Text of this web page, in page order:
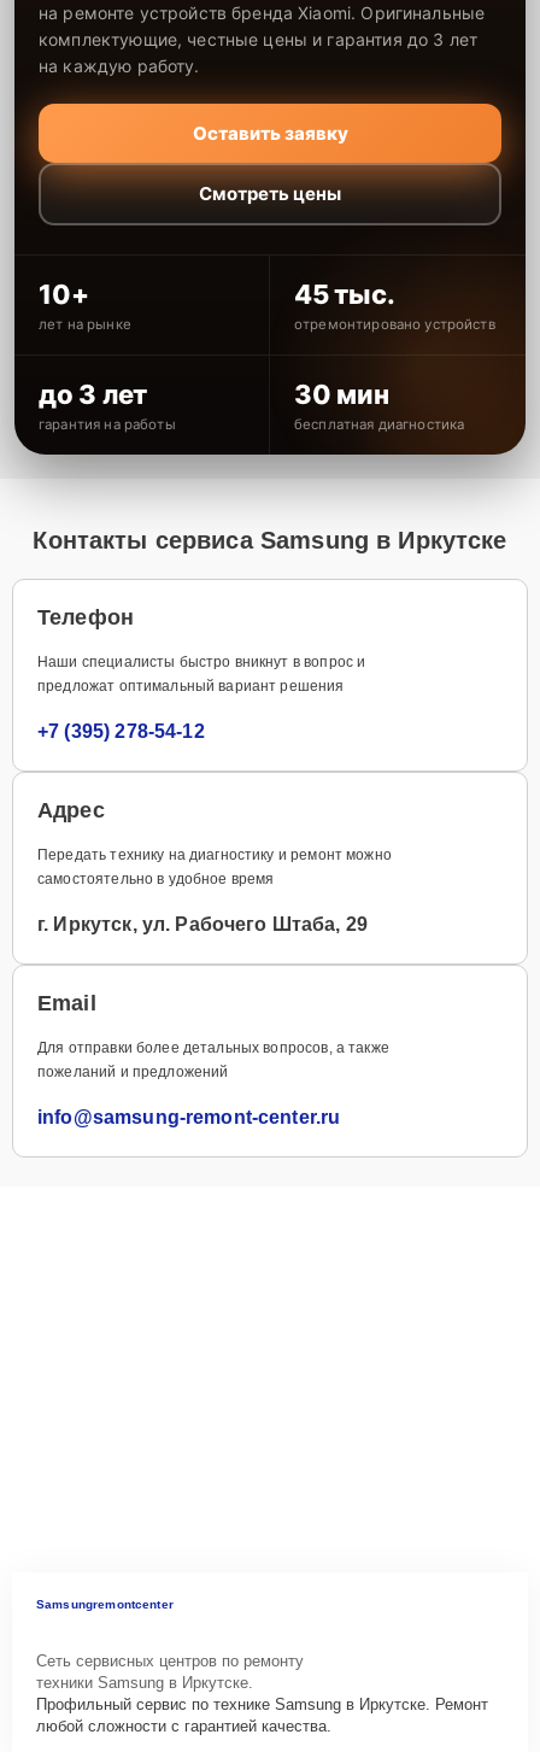
на ремонте устройств бренда Xiaomi. Оригинальные
комплектующие, честные цены и гарантия до 3 лет
на каждую работу.
Оставить заявку
Смотреть цены
10+
лет на рынке
45 тыс.
отремонтировано устройств
до 3 лет
гарантия на работы
30 мин
бесплатная диагностика
Контакты сервиса Samsung в Иркутске
Телефон
Наши специалисты быстро вникнут в вопрос и
предложат оптимальный вариант решения
+7 (395) 278-54-12
Адрес
Передать технику на диагностику и ремонт можно
самостоятельно в удобное время
г. Иркутск, ул. Рабочего Штаба, 29
Email
Для отправки более детальных вопросов, а также
пожеланий и предложений
info@samsung-remont-center.ru
Samsungremontcenter
Сеть сервисных центров по ремонту
техники Samsung в Иркутске.
Профильный сервис по технике Samsung в Иркутске. Ремонт
любой сложности с гарантией качества.